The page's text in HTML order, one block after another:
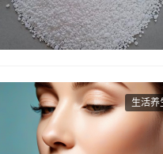
生活养